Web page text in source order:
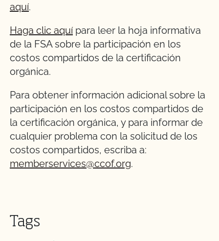
aquí.
Haga clic aquí para leer la hoja informativa
de la FSA sobre la participación en los
costos compartidos de la certificación
orgánica.
Para obtener información adicional sobre la
participación en los costos compartidos de
la certificación orgánica, y para informar de
cualquier problema con la solicitud de los
costos compartidos, escriba a:
memberservices@ccof.org.
Tags